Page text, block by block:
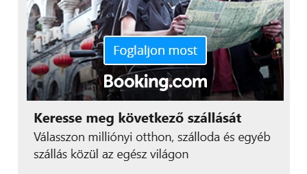
Akadémiai kiválóság
A BISB 2025-ös IBDP osztálya 98%-os sikeres
vizsgaarányt ért el, 34,4-es átlagpontszámmal, ami
messze meghaladta a globális átlagot. A végzősök
első választásuknak megfelelő egyetemre kerültek
be, többek között felvételt nyertek a Cambridge-i
egyetemre, a London School of Economics-ba (LSE),
Warwickbe, az Imperialba és a University College
London-ba (UCL). A 2025-ös IBDP-os diákok